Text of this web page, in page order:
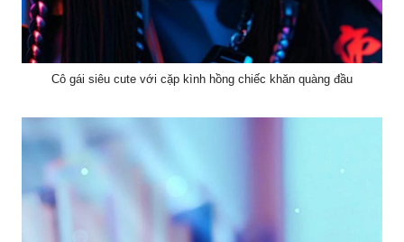
Cô gái siêu cute với cặp kình hồng chiếc khăn quàng đầu